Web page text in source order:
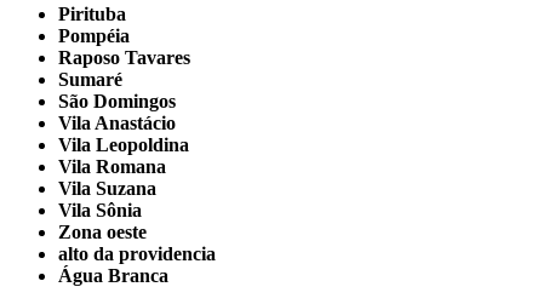
Pirituba
Pompéia
Raposo Tavares
Sumaré
São Domingos
Vila Anastácio
Vila Leopoldina
Vila Romana
Vila Suzana
Vila Sônia
Zona oeste
alto da providencia
Água Branca